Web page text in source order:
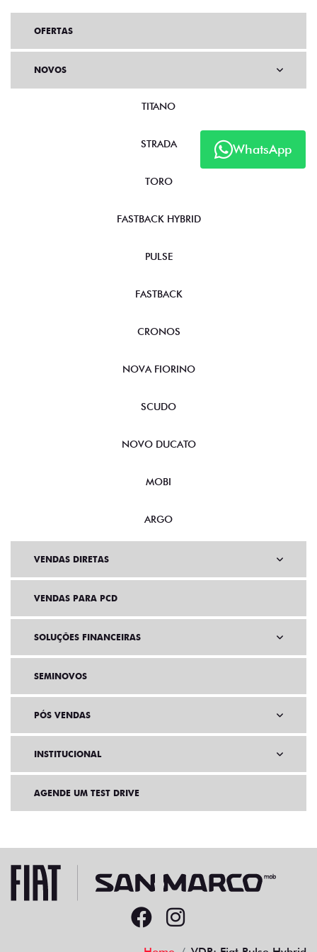
WhatsApp
OFERTAS
NOVOS
TITANO
STRADA
TORO
FASTBACK HYBRID
PULSE
FASTBACK
CRONOS
NOVA FIORINO
SCUDO
NOVO DUCATO
MOBI
ARGO
VENDAS DIRETAS
VENDAS PARA PCD
SOLUÇÕES FINANCEIRAS
SEMINOVOS
PÓS VENDAS
INSTITUCIONAL
AGENDE UM TEST DRIVE